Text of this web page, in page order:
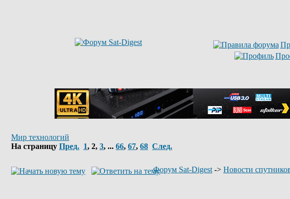
Мир технологий
На страницу Пред. 1, 2, 3, ... 66, 67, 68 След.
Форум Sat-Digest -> Новости